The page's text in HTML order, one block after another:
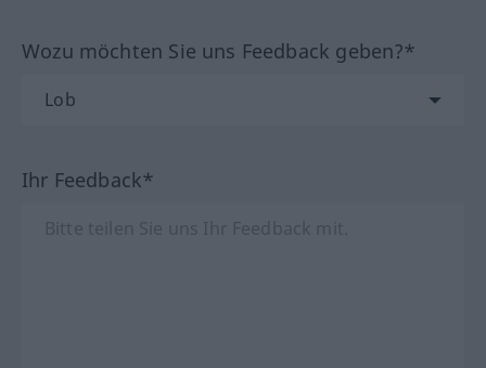
Wozu möchten Sie uns Feedback geben?*
Ihr Feedback*